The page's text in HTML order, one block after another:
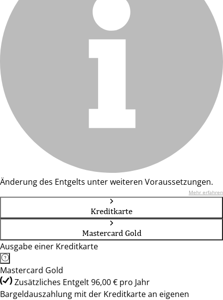
Änderung des Entgelts unter weiteren Voraussetzungen.
Mehr erfahren
Kreditkarte
Mastercard Gold
Ausgabe einer Kreditkarte
Mastercard Gold
Zusätzliches Entgelt 96,00 € pro Jahr
Bargeldauszahlung mit der Kreditkarte an eigenen